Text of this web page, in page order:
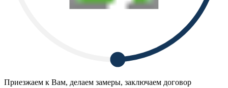
Приезжаем к Вам, делаем замеры, заключаем договор